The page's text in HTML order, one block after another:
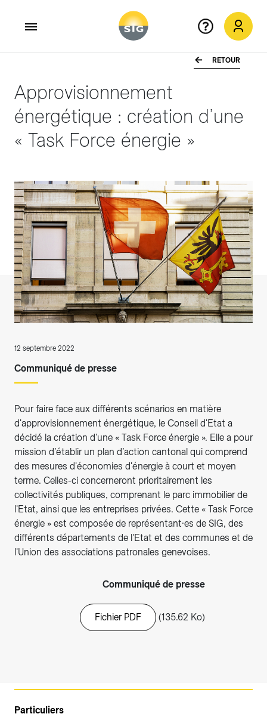
RETOUR
Approvisionnement
énergétique : création d’une
« Task Force énergie »
12 septembre 2022
Communiqué de presse
Pour faire face aux différents scénarios en matière
d'approvisionnement énergétique, le Conseil d'Etat a
décidé la création d'une « Task Force énergie ». Elle a pour
mission d’établir un plan d’action cantonal qui comprend
des mesures d'économies d'énergie à court et moyen
terme. Celles-ci concerneront prioritairement les
collectivités publiques, comprenant le parc immobilier de
l'Etat, ainsi que les entreprises privées. Cette « Task Force
énergie » est composée de représentant·es de SIG, des
différents départements de l'Etat et des communes et de
l'Union des associations patronales genevoises.
Communiqué de presse
Fichier PDF (135.62 Ko)
Particuliers